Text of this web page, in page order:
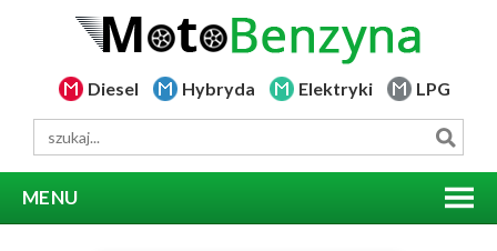
Diesel Hybryda Elektryki LPG
MENU